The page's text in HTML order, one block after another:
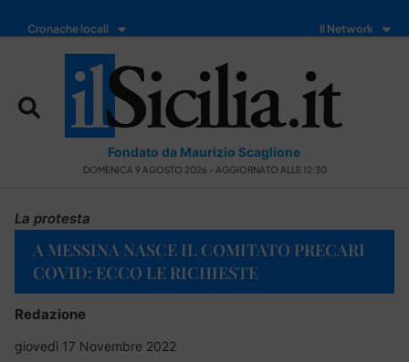
Cronache locali Il Network
Fondato da Maurizio Scaglione
DOMENICA 9 AGOSTO 2026 - AGGIORNATO ALLE 12:30
La protesta
A MESSINA NASCE IL COMITATO PRECARI
COVID: ECCO LE RICHIESTE
Redazione
giovedì 17 Novembre 2022